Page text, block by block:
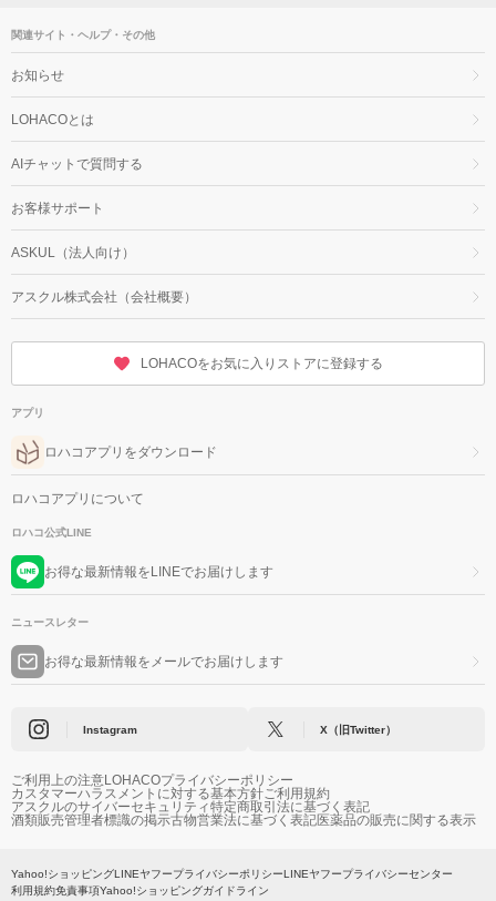
関連サイト・ヘルプ・その他
お知らせ
LOHACOとは
AIチャットで質問する
お客様サポート
ASKUL（法人向け）
アスクル株式会社（会社概要）
LOHACOをお気に入りストアに登録する
アプリ
ロハコアプリをダウンロード
ロハコアプリについて
ロハコ公式LINE
お得な最新情報をLINEでお届けします
ニュースレター
お得な最新情報をメールでお届けします
Instagram X（旧Twitter）
ご利用上の注意LOHACOプライバシーポリシー
カスタマーハラスメントに対する基本方針ご利用規約
アスクルのサイバーセキュリティ特定商取引法に基づく表記
酒類販売管理者標識の掲示古物営業法に基づく表記医薬品の販売に関する表示
Yahoo!ショッピングLINEヤフープライバシーポリシーLINEヤフープライバシーセンター
利用規約免責事項Yahoo!ショッピングガイドライン